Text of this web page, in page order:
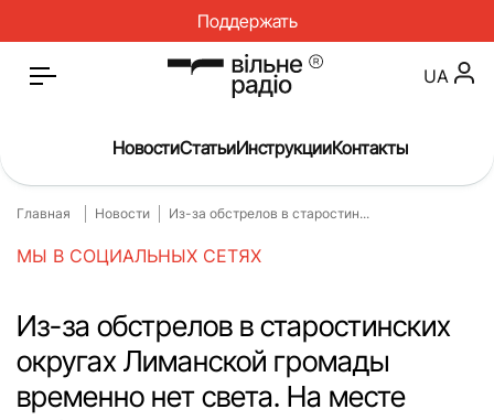
Поддержать
Главная
Новости
О нас
Инструкции
Спорт
Интервью
Досье
Репортаж
UA
НовостиСтатьиИнструкцииКонтакты
Главная Новости Из-за обстрелов в старостин...
МЫ В СОЦИАЛЬНЫХ СЕТЯХ
Из-за обстрелов в старостинских
округах Лиманской громады
временно нет света. На месте